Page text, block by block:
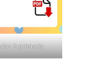
2-primaria